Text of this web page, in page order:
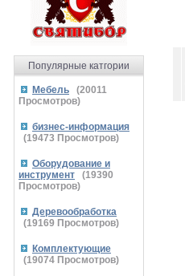
Популярные катгории
Мебель (20011
Просмотров)
бизнес-информация
(19473 Просмотров)
Оборудование и
инструмент
(19390
Просмотров)
Деревообработка
(19169 Просмотров)
Комплектующие
(19074 Просмотров)